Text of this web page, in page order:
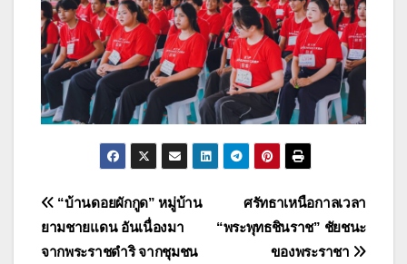
แนะแนว
เรื่อง
ศรัทธาเหนือกาลเวลา
“พระพุทธชินราช” ชัยชนะ
ของพระราชา
“บ้านดอยผักกูด” หมู่บ้าน
ยามชายแดน อันเนื่องมา
จากพระราชดำริ จากชุมชน